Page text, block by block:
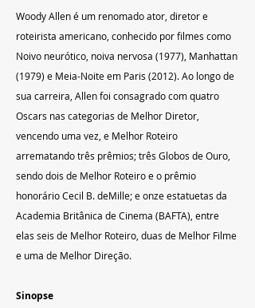
Woody Allen é um renomado ator, diretor e
roteirista americano, conhecido por filmes como
Noivo neurótico, noiva nervosa (1977), Manhattan
(1979) e Meia-Noite em Paris (2012). Ao longo de
sua carreira, Allen foi consagrado com quatro
Oscars nas categorias de Melhor Diretor,
vencendo uma vez, e Melhor Roteiro
arrematando três prêmios; três Globos de Ouro,
sendo dois de Melhor Roteiro e o prêmio
honorário Cecil B. deMille; e onze estatuetas da
Academia Britânica de Cinema (BAFTA), entre
elas seis de Melhor Roteiro, duas de Melhor Filme
e uma de Melhor Direção.
Sinopse